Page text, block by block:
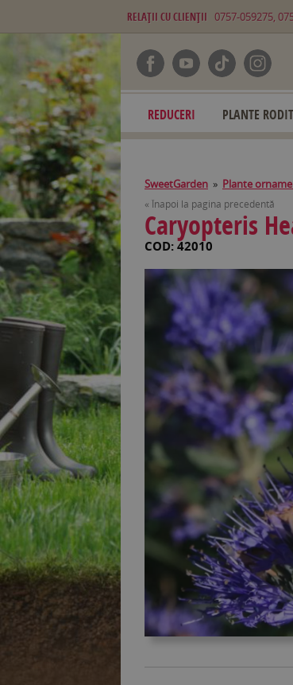
RELAŢII CU CLIENŢII 0757-059275,
REDUCERI PLANTE
SweetGarden » Plante
« Înapoi la pagina precedentă
Caryopteris
COD: 42010